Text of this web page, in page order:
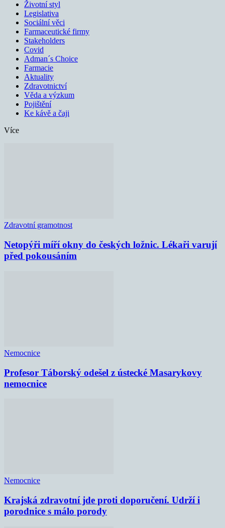
Životní styl
Legislativa
Sociální věci
Farmaceutické firmy
Stakeholders
Covid
Adman´s Choice
Farmacie
Aktuality
Zdravotnictví
Věda a výzkum
Pojištění
Ke kávě a čaji
Více
Zdravotní gramotnost
Netopýři míří okny do českých ložnic. Lékaři varují
před pokousáním
Nemocnice
Profesor Táborský odešel z ústecké Masarykovy
nemocnice
Nemocnice
Krajská zdravotní jde proti doporučení. Udrží i
porodnice s málo porody